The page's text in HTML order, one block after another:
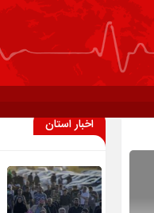
اخبار استان